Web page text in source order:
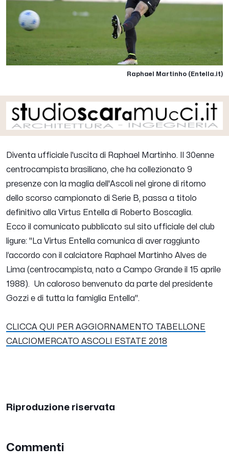
Raphael Martinho (Entella.it)
Diventa ufficiale l'uscita di Raphael Martinho. Il 30enne
centrocampista brasiliano, che ha collezionato 9
presenze con la maglia dell'Ascoli nel girone di ritorno
dello scorso campionato di Serie B, passa a titolo
definitivo alla Virtus Entella di Roberto Boscaglia.
Ecco il comunicato pubblicato sul sito ufficiale del club
ligure: "La Virtus Entella comunica di aver raggiunto
l’accordo con il calciatore Raphael Martinho Alves de
Lima (centrocampista, nato a Campo Grande il 15 aprile
1988). Un caloroso benvenuto da parte del presidente
Gozzi e di tutta la famiglia Entella".
CLICCA QUI PER AGGIORNAMENTO TABELLONE
CALCIOMERCATO ASCOLI ESTATE 2018
Riproduzione riservata
Commenti